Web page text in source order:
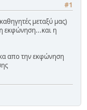
#1
μεταξύ μας)
εκφώνηση...και η
απο την εκφώνηση